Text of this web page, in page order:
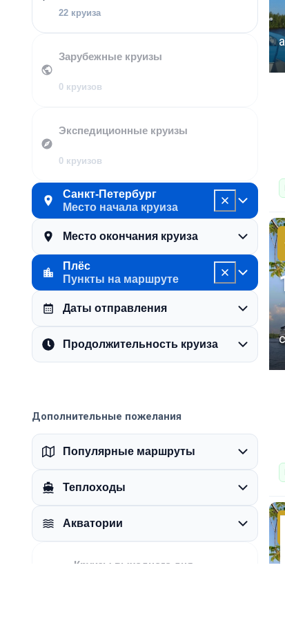
22 круиза
Зарубежные круизы
0 круизов
Экспедиционные круизы
0 круизов
Санкт-Петербург
Место начала круиза
Место окончания круиза
Плёс
Пункты на маршруте
Даты отправления
Продолжительность круиза
Дополнительные пожелания
Популярные маршруты
Теплоходы
Акватории
Круизы выходного дня